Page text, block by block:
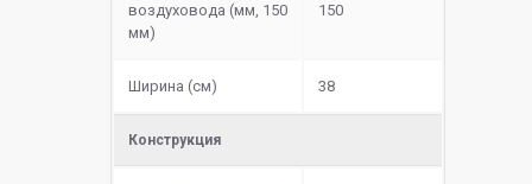
воздуховода (мм, 150
мм)
150
Ширина (см) 38
Конструкция